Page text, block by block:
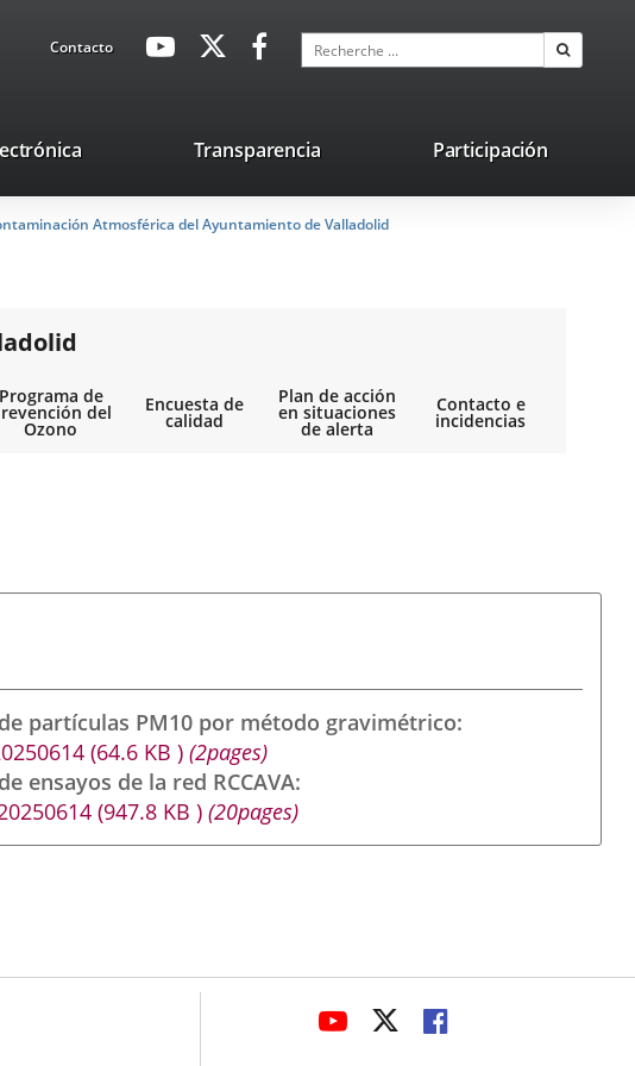
ContactoavaHeaderSocial
Enlace
externa.
Enlace
aplicación
externa.
Enlace
aplicación
externa.
Recherche
Enlace
una
aplicación
Transparencia Participación
Atmosférica del Ayuntamiento de Valladolid
Programa de
del
Ozono
Encuesta de
calidad
Plan de acción
en situaciones
de alerta
Contacto e
incidencias
partículas PM10 por método gravimétrico
(64.6 KB) (2pages)
ensayos de la red RCCAVA
(947.8 KB) (20pages)
ENLACEENLACEENLACE